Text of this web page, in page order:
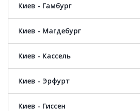
Киев - Гамбург
Киев - Магдебург
Киев - Кассель
Киев - Эрфурт
Киев - Гиссен